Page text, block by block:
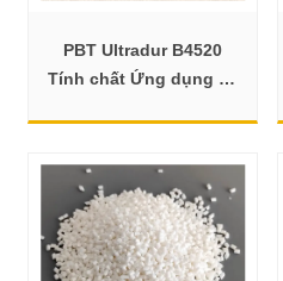
PBT Ultradur B4520
Tính chất Ứng dụng và